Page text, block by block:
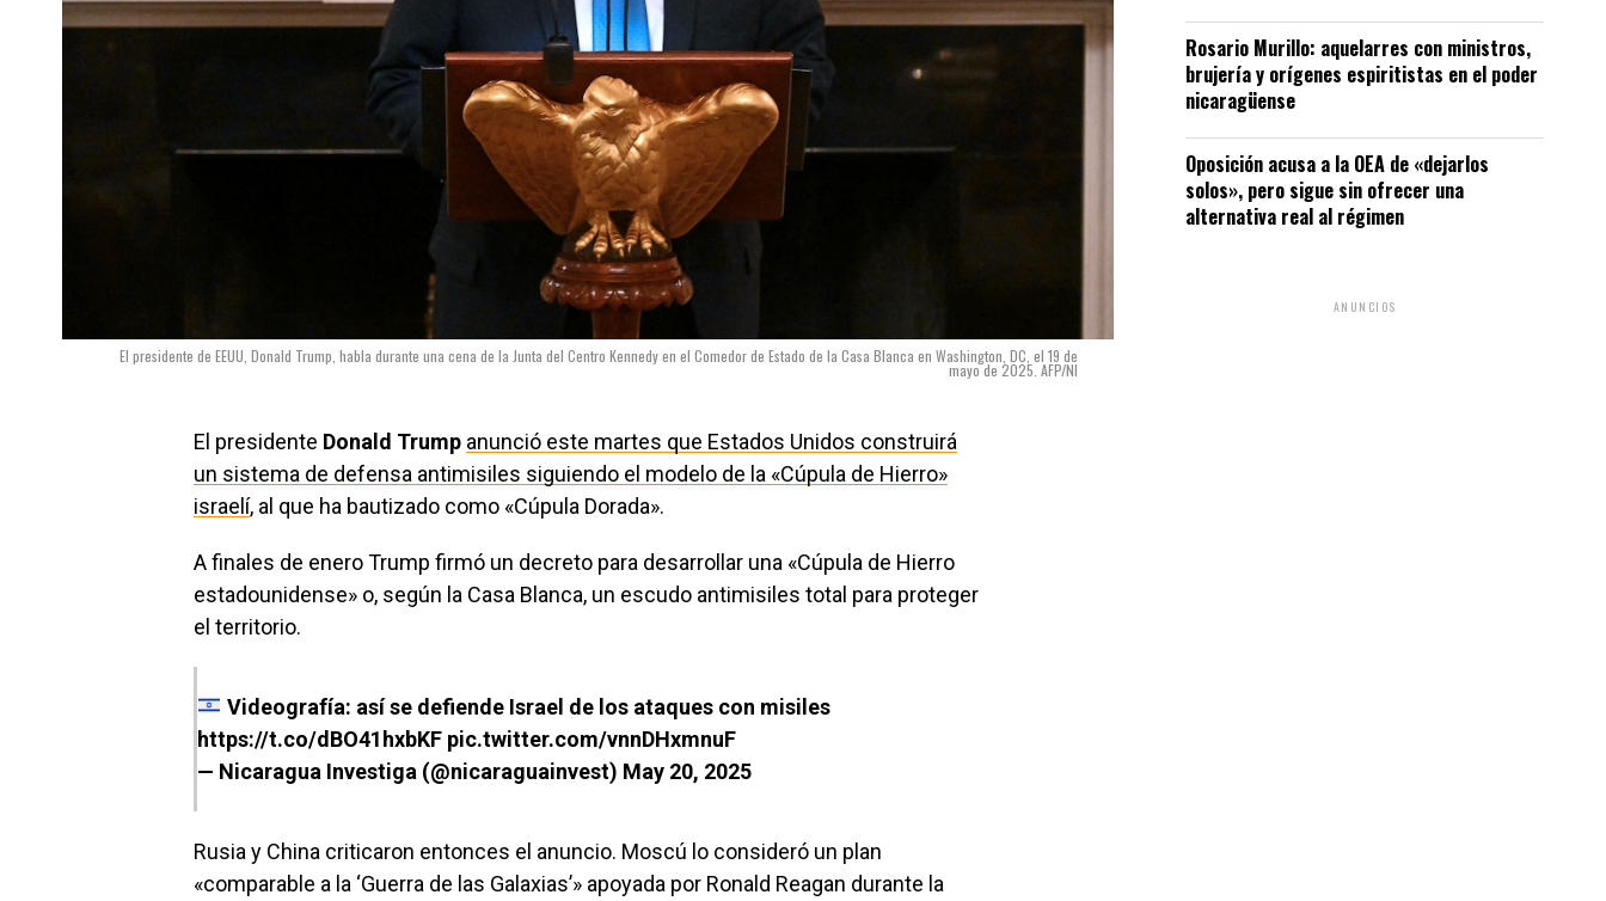
El presidente de EEUU, Donald Trump, habla durante una cena de la Junta del Centro Kennedy en el Comedor de Estado de la Casa Blanca en Washington, DC, el 19 de
mayo de 2025. AFP/NI
El presidente Donald Trump anunció este martes que Estados Unidos construirá
un sistema de defensa antimisiles siguiendo el modelo de la «Cúpula de Hierro»
israelí, al que ha bautizado como «Cúpula Dorada».
A finales de enero Trump firmó un decreto para desarrollar una «Cúpula de Hierro
estadounidense» o, según la Casa Blanca, un escudo antimisiles total para proteger
el territorio.
Videografía: así se defiende Israel de los ataques con misiles
https://t.co/dBO41hxbKF pic.twitter.com/vnnDHxmnuF
— Nicaragua Investiga (@nicaraguainvest) May 20, 2025
Rusia y China criticaron entonces el anuncio. Moscú lo consideró un plan
«comparable a la ‘Guerra de las Galaxias’» apoyada por Ronald Reagan durante la
Rosario Murillo: aquelarres con ministros,
brujería y orígenes espiritistas en el poder
nicaragüense
Oposición acusa a la OEA de «dejarlos
solos», pero sigue sin ofrecer una
alternativa real al régimen
ANUNCIOS